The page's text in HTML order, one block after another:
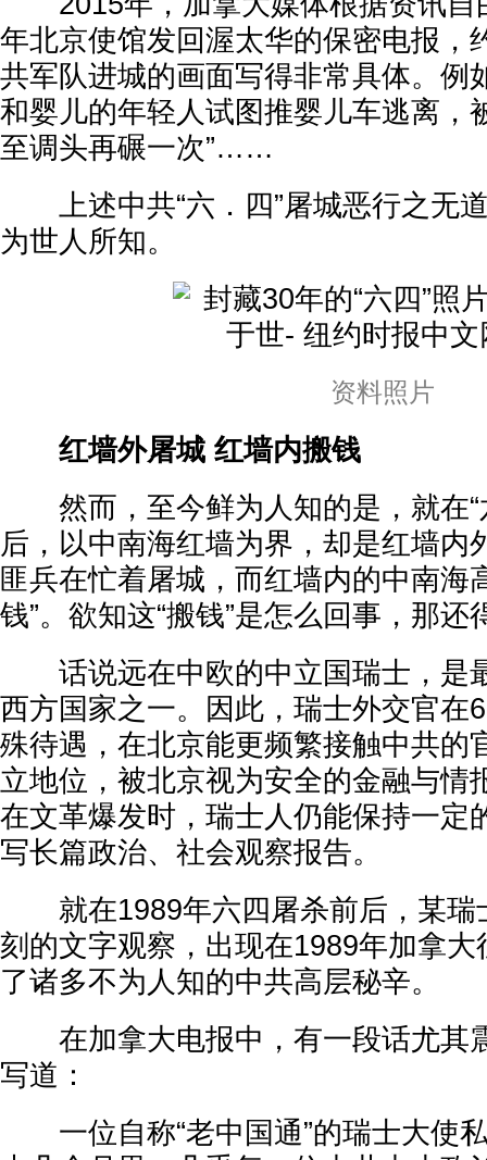
年北京使馆发回渥太华的保密电报，
共军队进城的画面写得非常具体。例
和婴儿的年轻人试图推婴儿车逃离，
至调头再碾一次”……
上述中共“六．四”屠城恶行之无
为世人所知。
资料照片
红墙外屠城 红墙内搬钱
然而，至今鲜为人知的是，就在“
后，以中南海红墙为界，却是红墙内
匪兵在忙着屠城，而红墙内的中南海
钱”。欲知这“搬钱”是怎么回事，那还
话说远在中欧的中立国瑞士，是
西方国家之一。因此，瑞士外交官在
殊待遇，在北京能更频繁接触中共的
立地位，被北京视为安全的金融与情
在文革爆发时，瑞士人仍能保持一定
写长篇政治、社会观察报告。
就在1989年六四屠杀前后，某瑞
刻的文字观察，出现在1989年加拿
了诸多不为人知的中共高层秘辛。
在加拿大电报中，有一段话尤其
写道：
一位自称“老中国通”的瑞士大使